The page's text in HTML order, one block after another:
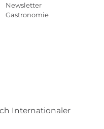
Newsletter
Gastronomie
Internationaler